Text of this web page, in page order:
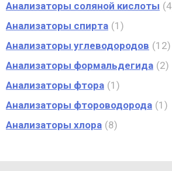
Анализаторы соляной кислоты 4
Анализаторы спирта 1
Анализаторы углеводородов
12
Анализаторы формальдегида 2
Анализаторы фтора 1
Анализаторы фтороводорода 1
Анализаторы хлора 8